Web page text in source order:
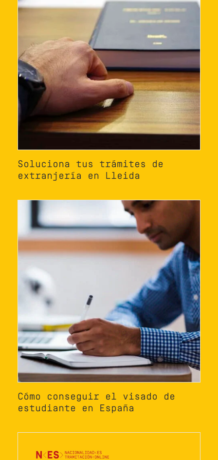
Soluciona tus trámites de
extranjería en Lleida
Cómo conseguir el visado de
estudiante en España